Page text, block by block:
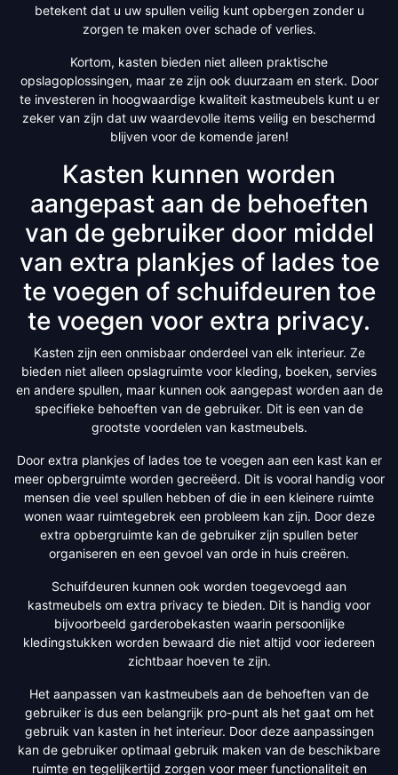
betekent dat u uw spullen veilig kunt opbergen zonder u
zorgen te maken over schade of verlies.
Kortom, kasten bieden niet alleen praktische
opslagoplossingen, maar ze zijn ook duurzaam en sterk. Door
te investeren in hoogwaardige kwaliteit kastmeubels kunt u er
zeker van zijn dat uw waardevolle items veilig en beschermd
blijven voor de komende jaren!
Kasten kunnen worden
aangepast aan de behoeften
van de gebruiker door middel
van extra plankjes of lades toe
te voegen of schuifdeuren toe
te voegen voor extra privacy.
Kasten zijn een onmisbaar onderdeel van elk interieur. Ze
bieden niet alleen opslagruimte voor kleding, boeken, servies
en andere spullen, maar kunnen ook aangepast worden aan de
specifieke behoeften van de gebruiker. Dit is een van de
grootste voordelen van kastmeubels.
Door extra plankjes of lades toe te voegen aan een kast kan er
meer opbergruimte worden gecreëerd. Dit is vooral handig voor
mensen die veel spullen hebben of die in een kleinere ruimte
wonen waar ruimtegebrek een probleem kan zijn. Door deze
extra opbergruimte kan de gebruiker zijn spullen beter
organiseren en een gevoel van orde in huis creëren.
Schuifdeuren kunnen ook worden toegevoegd aan
kastmeubels om extra privacy te bieden. Dit is handig voor
bijvoorbeeld garderobekasten waarin persoonlijke
kledingstukken worden bewaard die niet altijd voor iedereen
zichtbaar hoeven te zijn.
Het aanpassen van kastmeubels aan de behoeften van de
gebruiker is dus een belangrijk pro-punt als het gaat om het
gebruik van kasten in het interieur. Door deze aanpassingen
kan de gebruiker optimaal gebruik maken van de beschikbare
ruimte en tegelijkertijd zorgen voor meer functionaliteit en